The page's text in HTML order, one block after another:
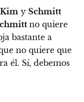
y Schmitt
no quiere
bastante a
no quiere que
él. Sí, debemos